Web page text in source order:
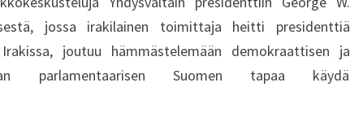
K
U
L
N
S
jossa irakilainen toimittaja heitti presidenttiä
joutuu hämmästelemään demokraattisen ja
parlamentaarisen Suomen tapaa käydä